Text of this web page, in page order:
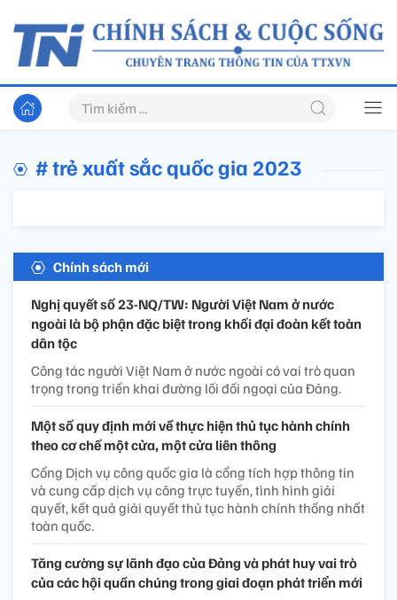
# trẻ xuất sắc quốc gia 2023
Chính sách mới
Nghị quyết số 23-NQ/TW: Người Việt Nam ở nước
ngoài là bộ phận đặc biệt trong khối đại đoàn kết toàn
dân tộc
Công tác người Việt Nam ở nước ngoài có vai trò quan
trọng trong triển khai đường lối đối ngoại của Đảng.
Một số quy định mới về thực hiện thủ tục hành chính
theo cơ chế một cửa, một cửa liên thông
Cổng Dịch vụ công quốc gia là cổng tích hợp thông tin
và cung cấp dịch vụ công trực tuyến, tình hình giải
quyết, kết quả giải quyết thủ tục hành chính thống nhất
toàn quốc.
Tăng cường sự lãnh đạo của Đảng và phát huy vai trò
của các hội quần chúng trong giai đoạn phát triển mới